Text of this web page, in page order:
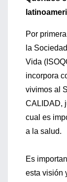
Por
la
Vida
incorpora
vivimos al
CALIDAD,
cual es
a la salud.
Es
esta visión